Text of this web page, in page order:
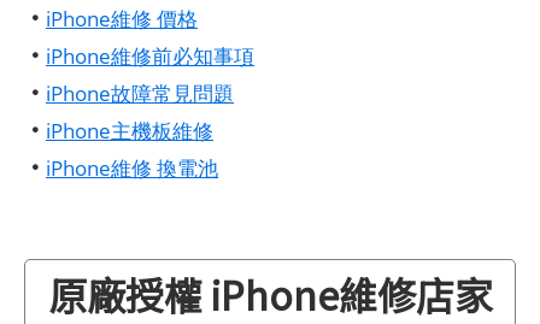
• iPhone維修 價格
• iPhone維修前必知事項
• iPhone故障常見問題
• iPhone主機板維修
• iPhone維修 換電池
原廠授權 iPhone維修店家